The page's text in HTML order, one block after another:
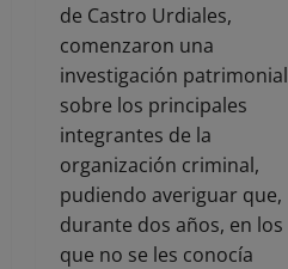
de Castro Urdiales,
comenzaron una
investigación patrimonial
sobre los principales
integrantes de la
organización criminal,
pudiendo averiguar que,
durante dos años, en los
que no se les conocía